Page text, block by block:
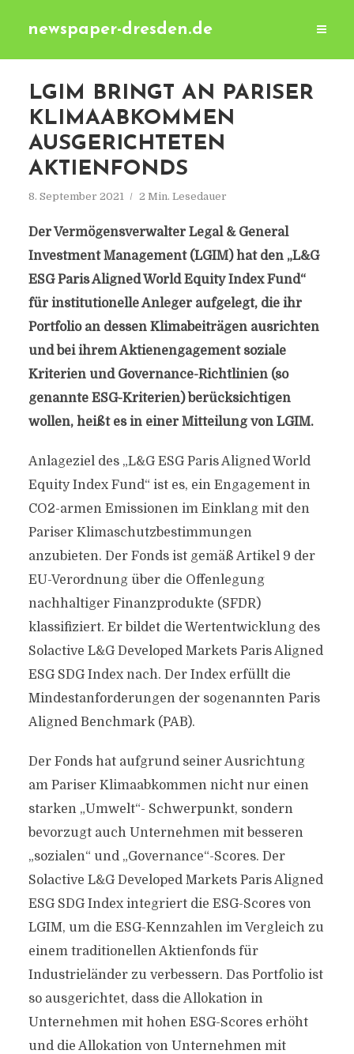
newspaper-dresden.de
LGIM BRINGT AN PARISER
KLIMAABKOMMEN
AUSGERICHTETEN
AKTIENFONDS
8. September 2021 2 Min. Lesedauer
Der Vermögensverwalter Legal & General
Investment Management (LGIM) hat den „L&G
ESG Paris Aligned World Equity Index Fund“
für institutionelle Anleger aufgelegt, die ihr
Portfolio an dessen Klimabeiträgen ausrichten
und bei ihrem Aktienengagement soziale
Kriterien und Governance-Richtlinien (so
genannte ESG-Kriterien) berücksichtigen
wollen, heißt es in einer Mitteilung von LGIM.
Anlageziel des „L&G ESG Paris Aligned World
Equity Index Fund“ ist es, ein Engagement in
CO2-armen Emissionen im Einklang mit den
Pariser Klimaschutzbestimmungen
anzubieten. Der Fonds ist gemäß Artikel 9 der
EU-Verordnung über die Offenlegung
nachhaltiger Finanzprodukte (SFDR)
klassifiziert. Er bildet die Wertentwicklung des
Solactive L&G Developed Markets Paris Aligned
ESG SDG Index nach. Der Index erfüllt die
Mindestanforderungen der sogenannten Paris
Aligned Benchmark (PAB).
Der Fonds hat aufgrund seiner Ausrichtung
am Pariser Klimaabkommen nicht nur einen
starken „Umwelt“- Schwerpunkt, sondern
bevorzugt auch Unternehmen mit besseren
„sozialen“ und „Governance“-Scores. Der
Solactive L&G Developed Markets Paris Aligned
ESG SDG Index integriert die ESG-Scores von
LGIM, um die ESG-Kennzahlen im Vergleich zu
einem traditionellen Aktienfonds für
Industrieländer zu verbessern. Das Portfolio ist
so ausgerichtet, dass die Allokation in
Unternehmen mit hohen ESG-Scores erhöht
und die Allokation von Unternehmen mit